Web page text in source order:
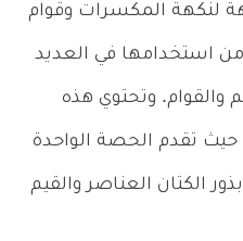
لنكهة المكسرات وقوام
في العديد
وتحتوي هذه
حيث تقدم الحصة الواحدة
7 جرام) من بذور الكتان العناصر والقيم